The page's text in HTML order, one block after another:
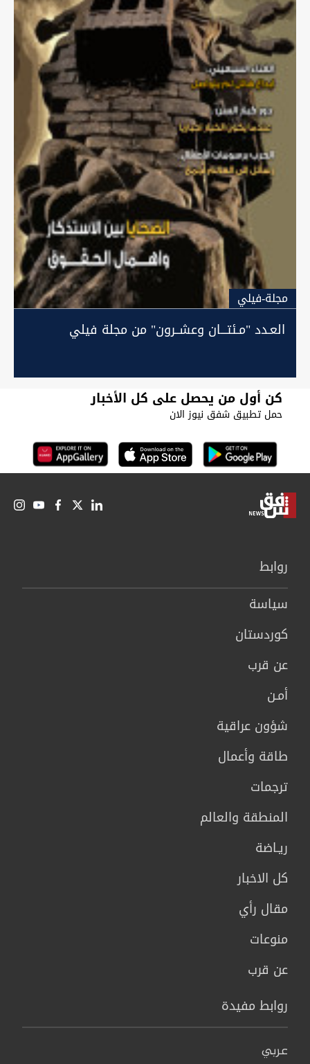
مجلة-فيلي
العـدد "مـئتـــان وعشــرون" من مجلة فيلي
كن أول من يحصل على كل الأخبار
حمل تطبيق شفق نيوز الان
روابط
سیاسة
كوردستان
عن قرب
أمـن
شؤون عراقية
طاقة وأعمال
ترجمات
المنطقة والعالم
ريـاضة
كل الاخبار
مقال رأي
منوعات
عن قرب
روابط مفيدة
عربي